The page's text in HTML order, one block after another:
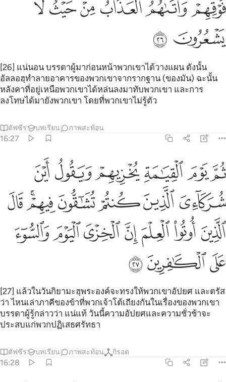
ﳈﳉﳊﳋﳌﳍ
ﳎ ﳏ
[26] แน่นอน บรรดาผู้มาก่อนหน้าพวกเขาได้วางแผน ดังนั้น
อัลลอฮฺทำลายอาคารของพวกเขาจากรากฐาน (ของมัน) ฉะนั้น
หลังคาที่อยู่เหนือพวกเขาได้หล่นลงมาทับพวกเขา และการ
ลงโทษได้มายังพวกเขา โดยที่พวกเขาไม่รู้ตัว
ตัฟซีร บทเรียน ภาพสะท้อน
16:27
ثم يوم القيامة يخزيهم ويقول اين شركايي الذين كنتم تشاقون فيهم قال
ثُمَّ يَوْمَ ٱلْقِيَـٰمَةِ يُخْزِيهِمْ وَيَقُولُ أَيْنَ شُرَكَآءِىَ ٱلَّذِينَ
ﱁﱂﱃﱄﱅﱆ
ﱇ ﱈﱉﱊﱋﱌﱍ
ﱎ ﱏﱐﱑﱒﱓﱔ
ﱕﱖﱗ
[27] แล้วในวันกิยามะฮฺพระองค์จะทรงให้พวกเขาอัปยศ และตรัส
ว่า ไหนเล่าภาคีของข้าที่พวกเจ้าโต้เถียงกันในเรื่องของพวกเขา
บรรดาผู้รู้กล่าวว่า แน่แท้ วันนี้ความอัปยศและความชั่วช้าจะ
ประสบแก่พวกปฏิเสธศรัทธา
ตัฟซีร บทเรียน ภาพสะท้อน กิรอต
16:28